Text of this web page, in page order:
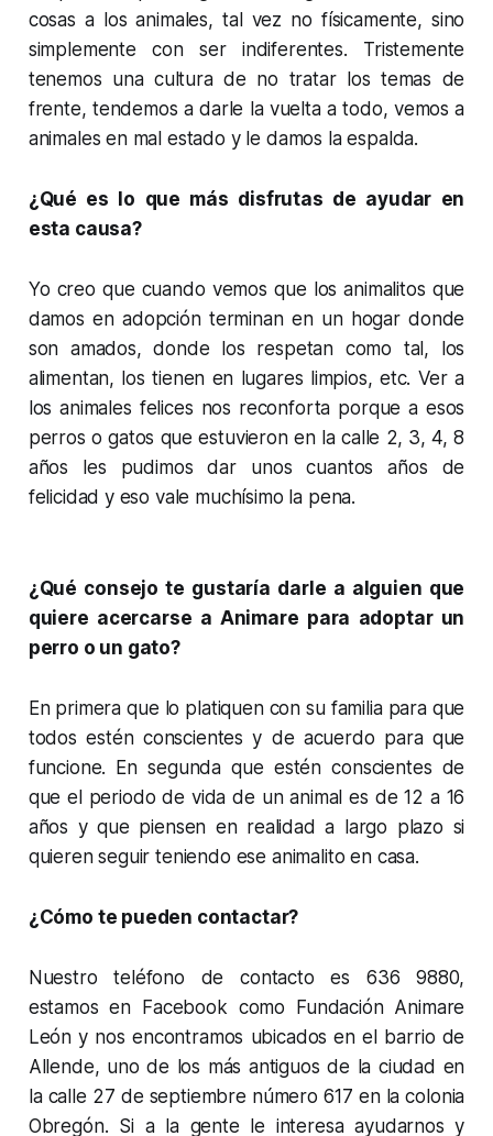
cosas a los animales, tal vez no físicamente, sino
simplemente con ser indiferentes. Tristemente
tenemos una cultura de no tratar los temas de
frente, tendemos a darle la vuelta a todo, vemos a
animales en mal estado y le damos la espalda.
¿Qué es lo que más disfrutas de ayudar en
esta causa?
Yo creo que cuando vemos que los animalitos que
damos en adopción terminan en un hogar donde
son amados, donde los respetan como tal, los
alimentan, los tienen en lugares limpios, etc. Ver a
los animales felices nos reconforta porque a esos
perros o gatos que estuvieron en la calle 2, 3, 4, 8
años les pudimos dar unos cuantos años de
felicidad y eso vale muchísimo la pena.
¿Qué consejo te gustaría darle a alguien que
quiere acercarse a Animare para adoptar un
perro o un gato?
En primera que lo platiquen con su familia para que
todos estén conscientes y de acuerdo para que
funcione. En segunda que estén conscientes de
que el periodo de vida de un animal es de 12 a 16
años y que piensen en realidad a largo plazo si
quieren seguir teniendo ese animalito en casa.
¿Cómo te pueden contactar?
Nuestro teléfono de contacto es 636 9880,
estamos en Facebook como Fundación Animare
León y nos encontramos ubicados en el barrio de
Allende, uno de los más antiguos de la ciudad en
la calle 27 de septiembre número 617 en la colonia
Obregón. Si a la gente le interesa ayudarnos y